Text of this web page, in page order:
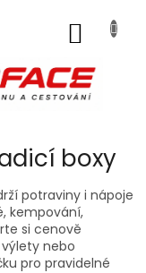
boxy
potraviny i nápoje
kempování,
si cenově
nebo
pro pravidelné